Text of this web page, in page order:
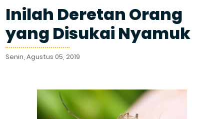
Inilah Deretan Orang
yang Disukai Nyamuk
Senin, Agustus 05, 2019